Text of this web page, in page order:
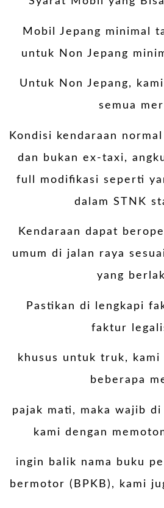
Mobil Jepang minimal
untuk Non Jepang
Untuk Non Jepang,
semua
Kondisi kendaraan
dan bukan ex-taxi,
full modifikasi seperti
dalam STNK
Kendaraan dapat
umum di jalan raya
yang
Pastikan di lengkapi
faktur
khusus untuk truk, kami
beberapa
pajak mati, maka wajib
kami dengan
ingin balik nama buku
bermotor (BPKB), kami